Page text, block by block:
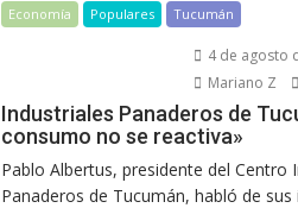
Economía Populares Tucumán
4 de agosto
Mariano Z
Industriales Panaderos de
consumo no se reactiva»
Pablo Albertus, presidente del Centro
Panaderos de Tucumán, habló de sus